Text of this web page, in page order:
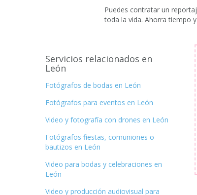
Puedes contratar un
toda la vida. Ahorra tiempo
Servicios relacionados en
León
Fotógrafos de bodas en León
Fotógrafos para eventos en León
Video y fotografía con drones en León
Fotógrafos fiestas, comuniones o
bautizos en León
Video para bodas y celebraciones en
León
Video y producción audiovisual para